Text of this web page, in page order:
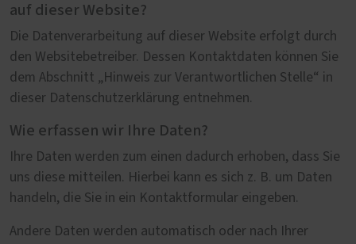
auf dieser Website?
Die Datenverarbeitung auf dieser Website erfolgt durch
den Websitebetreiber. Dessen Kontaktdaten können Sie
dem Abschnitt „Hinweis zur Verantwortlichen Stelle“ in
dieser Datenschutzerklärung entnehmen.
Wie erfassen wir Ihre Daten?
Ihre Daten werden zum einen dadurch erhoben, dass Sie
uns diese mitteilen. Hierbei kann es sich z. B. um Daten
handeln, die Sie in ein Kontaktformular eingeben.
Andere Daten werden automatisch oder nach Ihrer